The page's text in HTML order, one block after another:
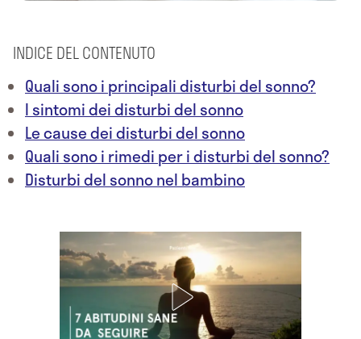
INDICE DEL CONTENUTO
Quali sono i principali disturbi del sonno?
I sintomi dei disturbi del sonno
Le cause dei disturbi del sonno
Quali sono i rimedi per i disturbi del sonno?
Disturbi del sonno nel bambino